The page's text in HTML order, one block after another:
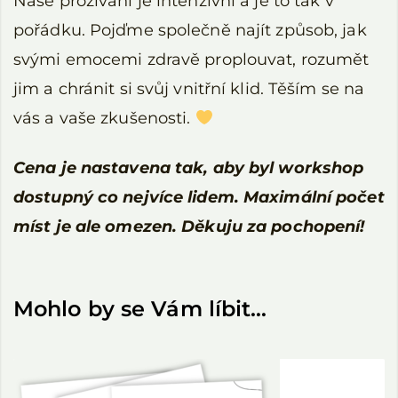
pořádku. Pojďme společně najít způsob, jak
svými emocemi zdravě proplouvat, rozumět
jim a chránit si svůj vnitřní klid. Těším se na
vás a vaše zkušenosti.
Cena je nastavena tak, aby byl workshop
dostupný co nejvíce lidem. Maximální počet
míst je ale omezen. Děkuju za pochopení!
Mohlo by se Vám líbit…